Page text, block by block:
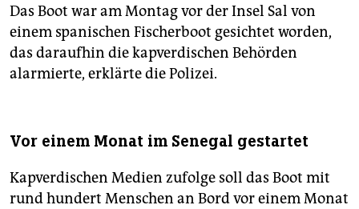
Das Boot war am Montag vor der Insel Sal von
einem spanischen Fischerboot gesichtet worden,
das daraufhin die kapverdischen Behörden
alarmierte, erklärte die Polizei.
Vor einem Monat im Senegal gestartet
Kapverdischen Medien zufolge soll das Boot mit
rund hundert Menschen an Bord vor einem Monat